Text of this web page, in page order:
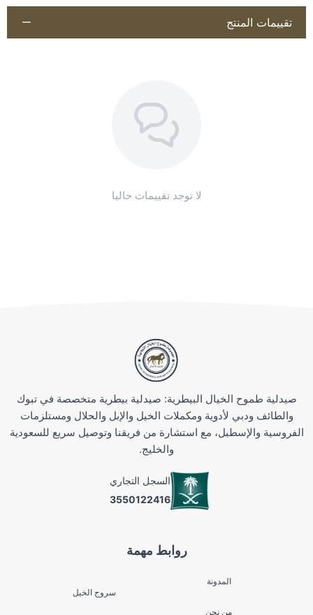
اطلب المنتج
تقييمات المنتج
لا توجد تقييمات حاليا
روابط مهمة
المدونة
من نحن
سروج الخيل
صيدلية طموح الخيال البيطرية: صيدلية بيطرية متخصصة في تبوك
والطائف ودبي لأدوية ومكملات الخيل والإبل والحلال ومستلزمات
الفروسية والإسطبل، مع استشارة من فريقنا وتوصيل سريع للسعودية
والخليج.
السجل التجاري
3550122416